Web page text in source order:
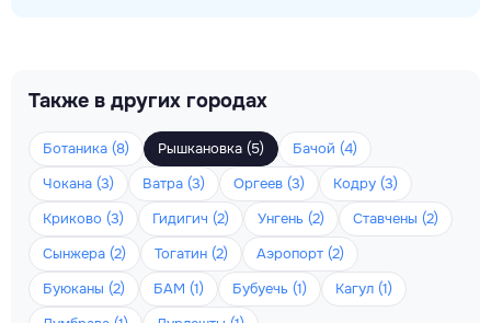
Также в других городах
Ботаника (8) Рышкановка (5)
Бачой (4)
Чокана (3)
Ватра (3) Оргеев (3)
Кодру (3)
Криково (3)
Гидигич (2) Унгень (2)
Ставчены (2)
Сынжера (2)
Тогатин (2)
Аэропорт (2)
Буюканы (2)
БАМ (1) Бубуечь (1)
Кагул (1)